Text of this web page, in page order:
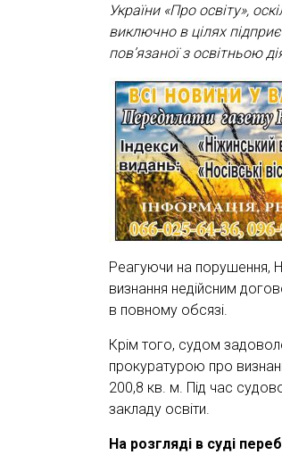
України «Про освіту»,
виключно в цілях
пов’язаної з освітньою
Реагуючи на порушення,
визнання недійсним
в повному обсязі.
Крім того, судом
прокуратурою про
200,8 кв. м. Під час
закладу освіти.
На розгляді в суді